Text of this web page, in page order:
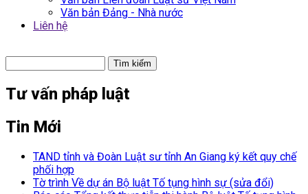
Văn bản Đảng - Nhà nước
Liên hệ
Tư vấn pháp luật
Tin Mới
TAND tỉnh và Đoàn Luật sư tỉnh An Giang ký kết quy chế
phối hợp
Tờ trình Về dự án Bộ luật Tố tụng hình sự (sửa đổi)